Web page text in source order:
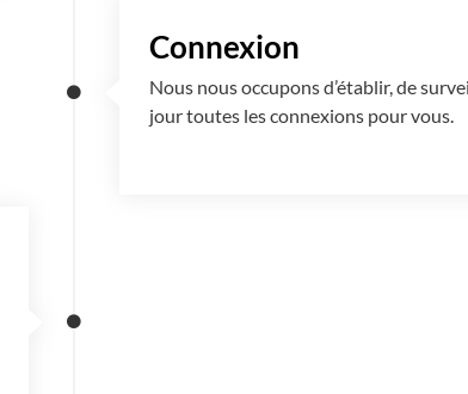
Connexion
Nous nous occupons d’établir, de
jour toutes les connexions pour vous.